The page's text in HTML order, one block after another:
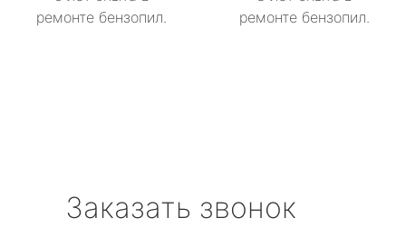
ремонте бензопил.
ремонте бензопил.
Заказать звонок